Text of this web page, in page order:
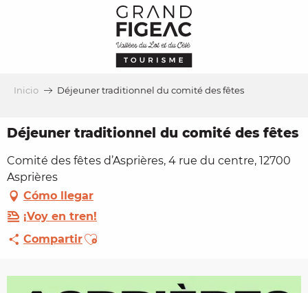
Inicio Déjeuner traditionnel du comité des fêtes
Déjeuner traditionnel du comité des fêtes
Comité des fêtes d’Asprières, 4 rue du centre, 12700
Asprières
Cómo llegar
¡Voy en tren!
CompartirAjouter aux favoris